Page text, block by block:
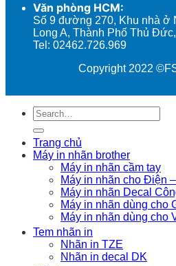
Văn phòng HCM:
Số 9 đường 270, Khu nhà
Long A, Thành Phố Thủ
Tel: 02462.726.969
Copyright 2022
Search
for:
Trang chủ
Máy in nhãn brother
Máy in nhãn cầm tay
Máy in nhãn cho Điện
Máy in nhãn Decal
Máy in nhãn dùng cho
Máy in nhãn dùng cho
Tem nhãn in
Nhãn in TZE
Nhãn in decal DK